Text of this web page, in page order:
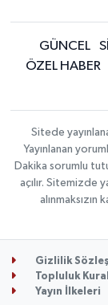
GÜNCEL
ÖZEL HABER
Sitede
Yayınlanan
Dakika sorumlu
açılır. Sitemizde
Gizlilik
Topluluk
Yayın İlkeleri